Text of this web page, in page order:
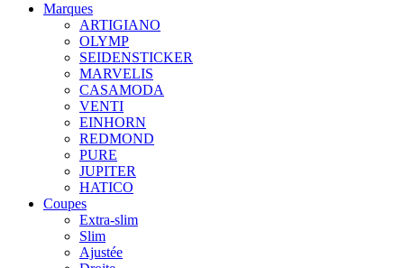
Marques
ARTIGIANO
OLYMP
SEIDENSTICKER
MARVELIS
CASAMODA
VENTI
EINHORN
REDMOND
PURE
JUPITER
HATICO
Coupes
Extra-slim
Slim
Ajustée